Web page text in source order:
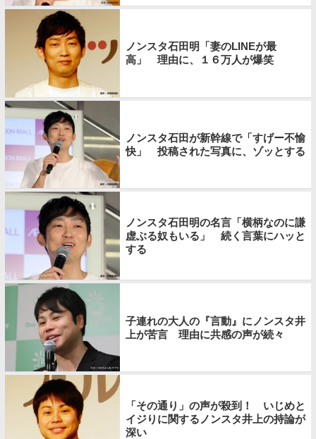
ノンスタ石田明「妻のLINEが最
高」 理由に、１６万人が爆笑
ノンスタ石田が新幹線で「すげー不愉
快」 投稿された写真に、ゾッとする
ノンスタ石田明の名言「横柄なのに謙
虚ぶる奴もいる」 続く言葉にハッと
する
子連れの大人の『言動』にノンスタ井
上が苦言 理由に共感の声が続々
「その通り」の声が殺到！ いじめと
イジりに関するノンスタ井上の持論が
深い